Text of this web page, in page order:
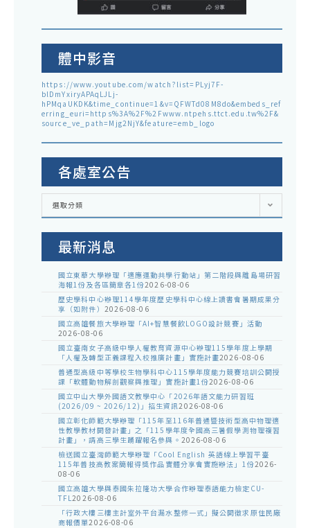
體中影音
https://www.youtube.com/watch?list=PLyj7F-
blDmYxiryAPAqLJLj-
hPMqaUKDK&time_continue=1&v=QFWTd08M8do&embeds_ref
erring_euri=https%3A%2F%2Fwww.ntpehs.ttct.edu.tw%2F&
source_ve_path=Mjg2NjY&feature=emb_logo
各處室公告
各
室
選取分類
最新消息
國立東華大學辦理「適應運動共學行動站」第二階段與離島場研習
海報1份及各區簡章各1份2026-08-06
歷史學科中心辦理114學年度歷史學科中心線上讀書會暑期成果分
享（如附件） 2026-08-06
國立高雄餐旅大學辦理「AI+智慧餐飲LOGO設計競賽」活動
2026-08-06
國立臺南女子高級中學人權教育資源中心辦理115學年度上學期
「人權及轉型正義課程入校推廣計畫」實施計畫2026-08-06
普通型高級中等學校生物學科中心115學年度能力競賽培訓公開授
課「軟體動物解剖觀察與推理」實施計畫1份2026-08-06
國立中山大學外國語文教學中心「2026年語文能力研習班
(2026/09 ~ 2026/12)」招生資訊2026-08-06
國立彰化師範大學辦理「115年至116年普通暨技術型高中物理適
性教學教材開發計畫」之「115學年度全國高三暑假學測物理複習
計畫」，請高三學生踴躍報名參與。 2026-08-06
檢送國立臺灣師範大學辦理「Cool English 英語線上學習平臺
115年普技高教案簡報得獎作品實體分享會實施辦法」1份2026-
08-06
國立高雄大學與泰國朱拉隆功大學合作辦理泰語能力檢定CU-
TFL2026-08-06
「行政大樓三樓主計室外平台漏水整修一式」擬公開徵求原住民廠
商報價單2026-08-06